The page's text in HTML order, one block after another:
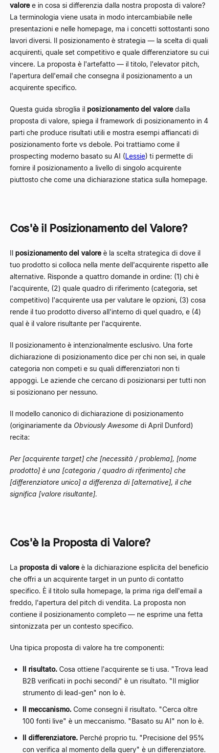
valoree in cosa si differenzia dalla nostra proposta di valore?
La terminologia viene usata in modo intercambiabile nelle
presentazioni e nelle homepage, ma i concetti sottostanti sono
lavori diversi. Il posizionamento è strategia — la scelta di quali
acquirenti, quale set competitivo e quale differenziatore su cui
vincere. La proposta è l'artefatto — il titolo, l'elevator pitch,
l'apertura dell'email che consegna il posizionamento a un
acquirente specifico.
Questa guida sbroglia il posizionamento del valoredalla
proposta di valore, spiega il framework di posizionamento in 4
parti che produce risultati utili e mostra esempi affiancati di
posizionamento forte vs debole. Poi trattiamo come il
prospecting moderno basato su AI (Lessie) ti permette di
fornire il posizionamento a livello di singolo acquirente
piuttosto che come una dichiarazione statica sulla homepage.
Cos'è il Posizionamento del Valore?
Il posizionamento del valoreè la scelta strategica di dove il
tuo prodotto si colloca nella mente dell'acquirente rispetto alle
alternative. Risponde a quattro domande in ordine: (1) chi è
l'acquirente, (2) quale quadro di riferimento (categoria, set
competitivo) l'acquirente usa per valutare le opzioni, (3) cosa
rende il tuo prodotto diverso all'interno di quel quadro, e (4)
qual è il valore risultante per l'acquirente.
Il posizionamento è intenzionalmente esclusivo. Una forte
dichiarazione di posizionamento dice per chi non sei, in quale
categoria non competi e su quali differenziatori non ti
appoggi. Le aziende che cercano di posizionarsi per tutti non
si posizionano per nessuno.
Il modello canonico di dichiarazione di posizionamento
(originariamente da Obviously Awesome di April Dunford)
recita:
Per [acquirente target] che [necessità / problema], [nome
prodotto] è una [categoria / quadro di riferimento] che
[differenziatore unico] a differenza di [alternative], il che
significa [valore risultante].
Cos'è la Proposta di Valore?
La proposta di valoreè la dichiarazione esplicita del beneficio
che offri a un acquirente target in un punto di contatto
specifico. È il titolo sulla homepage, la prima riga dell'email a
freddo, l'apertura del pitch di vendita. La proposta non
contiene il posizionamento completo — ne esprime una fetta
sintonizzata per un contesto specifico.
Una tipica proposta di valore ha tre componenti:
Il risultato. Cosa ottiene l'acquirente se ti usa. "Trova lead
B2B verificati in pochi secondi" è un risultato. "Il miglior
strumento di lead-gen" non lo è.
Il meccanismo. Come consegni il risultato. "Cerca oltre
100 fonti live" è un meccanismo. "Basato su AI" non lo è.
Il differenziatore. Perché proprio tu. "Precisione del 95%
con verifica al momento della query" è un differenziatore.